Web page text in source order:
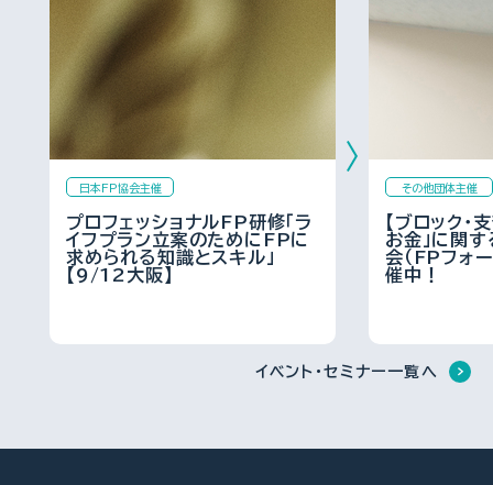
【不動産調査】建物の建築可否
を左右する、道路、ライフライ
ン、法令制限～役所調査の概
要：後編～（置鮎謙治氏）
FPトレンドウォッチ 2026.07.28
「知らなかった」じゃ済まされな
い 飛行機搭乗時の新ルール
夏休み中の子どものランチ、負
担を減らすポイントは？
FP・専門家に聞く 2026.07.28
【資産形成】資産運用、正しくで
きていますか？（平井美穂氏）
FPトレンドウォッチ 2026.07.30
マンション関連法の改正で決議
ルールが大幅変更
熱中症や水辺の事故……夏のア
クシデントに民間保険は使える
のか？
イアしたい！老後資金は大丈
日本FP協会主催
プロフェッショナルFP研修「ラ
イフプラン立案のためにFPに
求められる知識とスキル」
【9/12大阪】
その他団体主催
【ブロック・
お金」に関
会（FPフォ
催中！
イベント・セミナー一覧へ